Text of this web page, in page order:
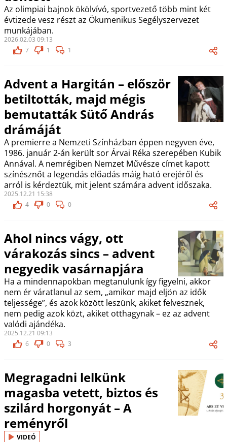
Az olimpiai bajnok ökölvívó, sportvezető több mint két
évtizede vesz részt az Ökumenikus Segélyszervezet
munkájában.
2026.02.03 09:13
7
1 1
Advent a Hargitán – először
betiltották, majd mégis
bemutatták Sütő András
drámáját
A premierre a Nemzeti Színházban éppen negyven éve,
1986. január 2-án került sor Árvai Réka szerepében Kubik
Annával. A nemrégiben Nemzet Művésze címet kapott
színésznőt a legendás előadás máig ható erejéről és
arról is kérdeztük, mit jelent számára advent időszaka.
2025.12.21 15:38
4
0 0
Ahol nincs vágy, ott
várakozás sincs – advent
negyedik vasárnapjára
Ha a mindennapokban megtanulunk így figyelni, akkor
nem ér váratlanul az sem, „amikor majd eljön az idők
teljessége”, és azok között leszünk, akiket felvesznek,
nem pedig azok közt, akiket otthagynak – ez az advent
valódi ajándéka.
2025.12.21 09:13
6
0 3
Megragadni lelkünk
magasba vetett, biztos és
szilárd horgonyát – A
reményről
VIDEÓ